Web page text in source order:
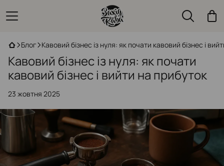
Блог Кавовий бізнес із нуля: як почати кавовий бізнес і
Кавовий бізнес із нуля: як почати
кавовий бізнес і вийти на прибуток
23 жовтня 2025